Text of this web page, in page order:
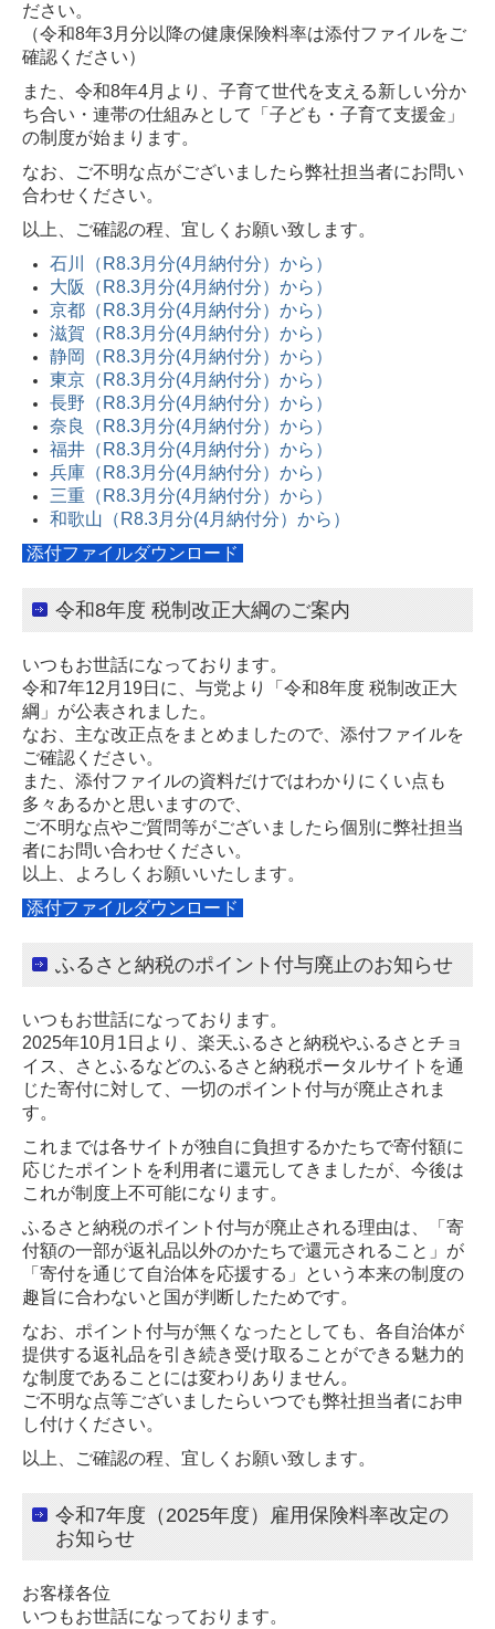
プライバシーポリシー
ださい。
（令和8年3月分以降の健康保険料率は添付ファイルをご
確認ください）
また、令和8年4月より、子育て世代を支える新しい分か
ち合い・連帯の仕組みとして「子ども・子育て支援金」
の制度が始まります。
なお、ご不明な点がございましたら弊社担当者にお問い
合わせください。
以上、ご確認の程、宜しくお願い致します。
石川（R8.3月分(4月納付分）から）
大阪（R8.3月分(4月納付分）から）
京都（R8.3月分(4月納付分）から）
滋賀（R8.3月分(4月納付分）から）
静岡（R8.3月分(4月納付分）から）
東京（R8.3月分(4月納付分）から）
長野（R8.3月分(4月納付分）から）
奈良（R8.3月分(4月納付分）から）
福井（R8.3月分(4月納付分）から）
兵庫（R8.3月分(4月納付分）から）
三重（R8.3月分(4月納付分）から）
和歌山（R8.3月分(4月納付分）から）
添付ファイルダウンロード
令和8年度 税制改正大綱のご案内
いつもお世話になっております。
令和7年12月19日に、与党より「令和8年度 税制改正大
綱」が公表されました。
なお、主な改正点をまとめましたので、添付ファイルを
ご確認ください。
また、添付ファイルの資料だけではわかりにくい点も
多々あるかと思いますので、
ご不明な点やご質問等がございましたら個別に弊社担当
者にお問い合わせください。
以上、よろしくお願いいたします。
添付ファイルダウンロード
ふるさと納税のポイント付与廃止のお知らせ
いつもお世話になっております。
2025年10月1日より、楽天ふるさと納税やふるさとチョ
イス、さとふるなどのふるさと納税ポータルサイトを通
じた寄付に対して、一切のポイント付与が廃止されま
す。
これまでは各サイトが独自に負担するかたちで寄付額に
応じたポイントを利用者に還元してきましたが、今後は
これが制度上不可能になります。
ふるさと納税のポイント付与が廃止される理由は、「寄
付額の一部が返礼品以外のかたちで還元されること」が
「寄付を通じて自治体を応援する」という本来の制度の
趣旨に合わないと国が判断したためです。
なお、ポイント付与が無くなったとしても、各自治体が
提供する返礼品を引き続き 受け取ることができる魅力的
な制度であることには変わりありません。
ご不明な点等ございましたらいつでも弊社担当者にお申
し付けください。
​以上、ご確認の程、宜しくお願い致します。
令和7年度（2025年度）雇用保険料率改定の
お知らせ
お客様各位
いつもお世話になっております。